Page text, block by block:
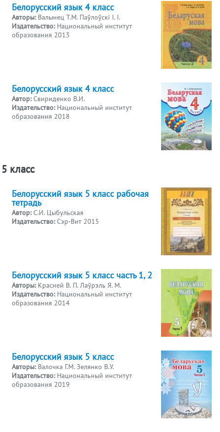
Белорусский язык 4 класс
Авторы: Валынец Т.М. Паўлоўскі І. І.
Издательство: Национальный институт
образования 2013
Белорусский язык 4 класс
Автор:Свириденко В.И.
Издательство: Национальный институт
образования 2018
5 класс
Белорусский язык 5 класс рабочая
тетрадь
Автор:С.И. Цыбульская
Издательство:Сэр-Вит 2015
Белорусский язык 5 класс часть 1, 2
Авторы: Красней В. П. Лаўрэль Я. М.
Издательство: Национальный институт
образования 2014
Белорусский язык 5 класс
Авторы: Валочка Г.М. Зелянко В.У.
Издательство: Национальный институт
образования 2019